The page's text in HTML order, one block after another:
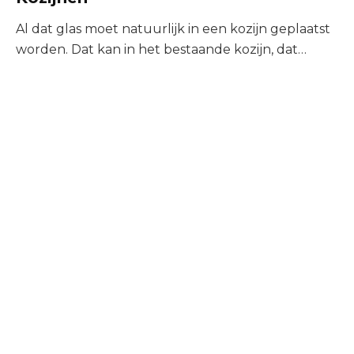
Al dat glas moet natuurlijk in een kozijn geplaatst
worden. Dat kan in het bestaande kozijn, dat